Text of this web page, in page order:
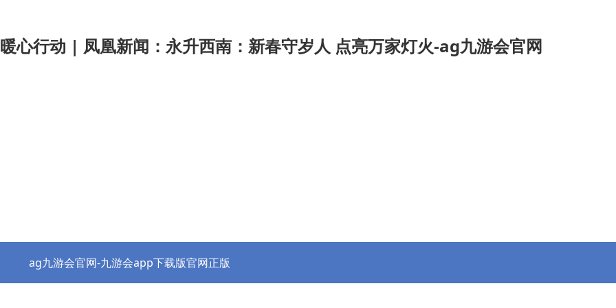
暖心行动 | 凤凰新闻：永升西南：新春守岁人 点亮万家灯火-ag九游会官网
ag九游会官网-九游会app下载版官网正版